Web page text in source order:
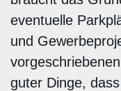
eventuelle
und
guter Dinge,